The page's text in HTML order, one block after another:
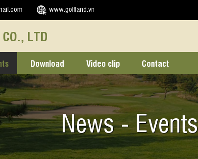
www.golfland.vn
LTD
Download Video clip Contact
News - Events